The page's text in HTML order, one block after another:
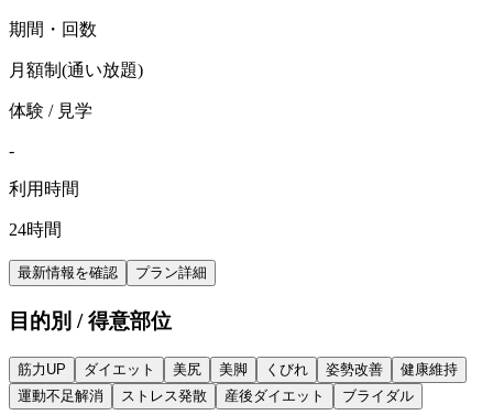
期間・回数
月額制(通い放題)
体験 / 見学
-
利用時間
24時間
最新情報を確認 プラン詳細
目的別 / 得意部位
筋力UP ダイエット 美尻 美脚 くびれ 姿勢改善
健康維持
運動不足解消
ストレス発散 産後ダイエット ブライダル